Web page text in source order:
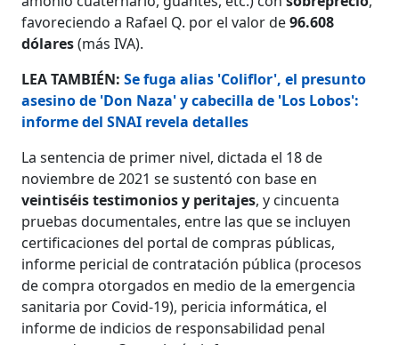
favoreciendo a Rafael Q. por el valor de96.608
dólares(más IVA).
LEA TAMBIÉN:Se fuga alias 'Coliflor', el presunto
asesino de 'Don Naza' y cabecilla de 'Los Lobos':
informe del SNAI revela detalles
La sentencia de primer nivel, dictada el 18 de
noviembre de 2021 se sustentó con base en
veintiséis testimonios y peritajes, y cincuenta
pruebas documentales, entre las que se incluyen
certificaciones del portal de compras públicas,
informe pericial de contratación pública (procesos
de compra otorgados en medio de la emergencia
sanitaria por Covid-19), pericia informática, el
informe de indicios de responsabilidad penal